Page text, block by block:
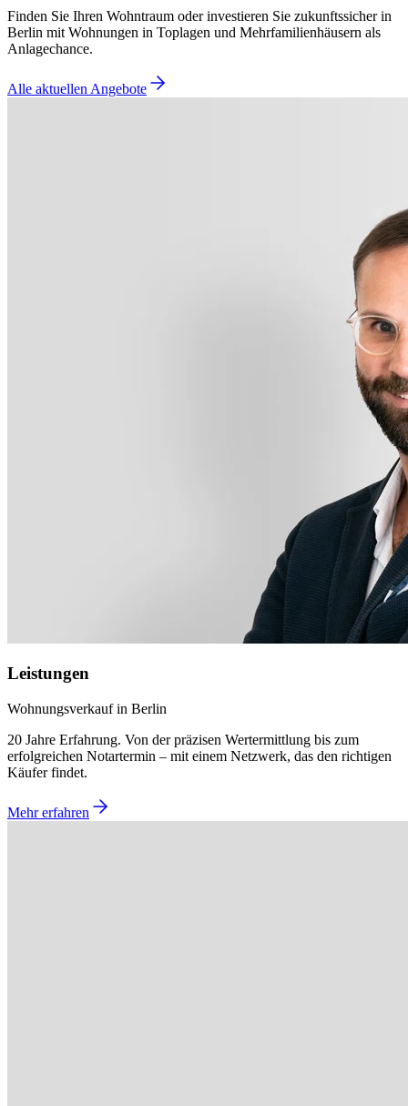
Finden Sie Ihren Wohntraum oder investieren Sie zukunftssicher in
Berlin mit Wohnungen in Toplagen und Mehrfamilienhäusern als
Anlagechance.
Alle aktuellen Angebote
Leistungen
Wohnungsverkauf in Berlin
20 Jahre Erfahrung. Von der präzisen Wertermittlung bis zum
erfolgreichen Notartermin – mit einem Netzwerk, das den richtigen
Käufer findet.
Mehr erfahren